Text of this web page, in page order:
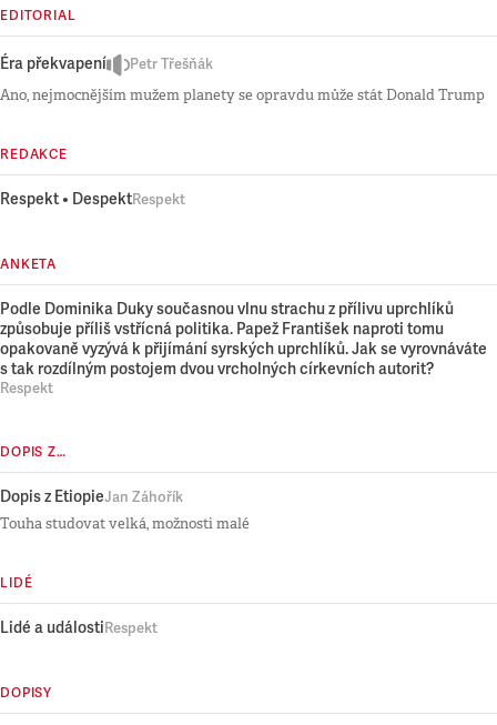
EDITORIAL
Éra překvapení Petr Třešňák
Ano, nejmocnějším mužem planety se opravdu může stát Donald Trump
REDAKCE
Respekt • DespektRespekt
ANKETA
Podle Dominika Duky současnou vlnu strachu z přílivu uprchlíků
způsobuje příliš vstřícná politika. Papež František naproti tomu
opakovaně vyzývá k přijímání syrských uprchlíků. Jak se vyrovnáváte
s tak rozdílným postojem dvou vrcholných církevních autorit?
Respekt
DOPIS Z…
Dopis z EtiopieJan Záhořík
Touha studovat velká, možnosti malé
LIDÉ
Lidé a událostiRespekt
DOPISY